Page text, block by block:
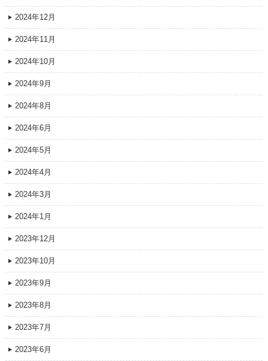
2024年12月
2024年11月
2024年10月
2024年9月
2024年8月
2024年6月
2024年5月
2024年4月
2024年3月
2024年1月
2023年12月
2023年10月
2023年9月
2023年8月
2023年7月
2023年6月